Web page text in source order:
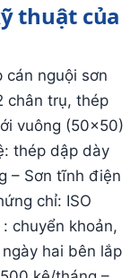
thuật của
cán nguội sơn
chân trụ, thép
vuông (50×50)
thép dập dày
– Sơn tĩnh điện
chỉ: ISO
chuyển khoản,
hai bên lắp